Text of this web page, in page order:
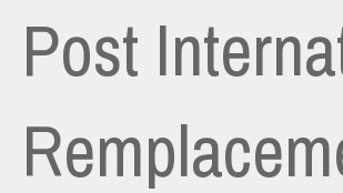
Post